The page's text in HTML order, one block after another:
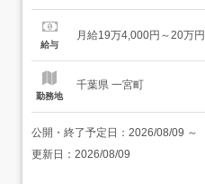
名の通所介護施設です。
は、自立歩行ができてコ
給与
月給19万4,000円～20万円
勤務地
千葉県 一宮町
公開・終了予定日： 2026/08/09 ～
更新日： 2026/08/09